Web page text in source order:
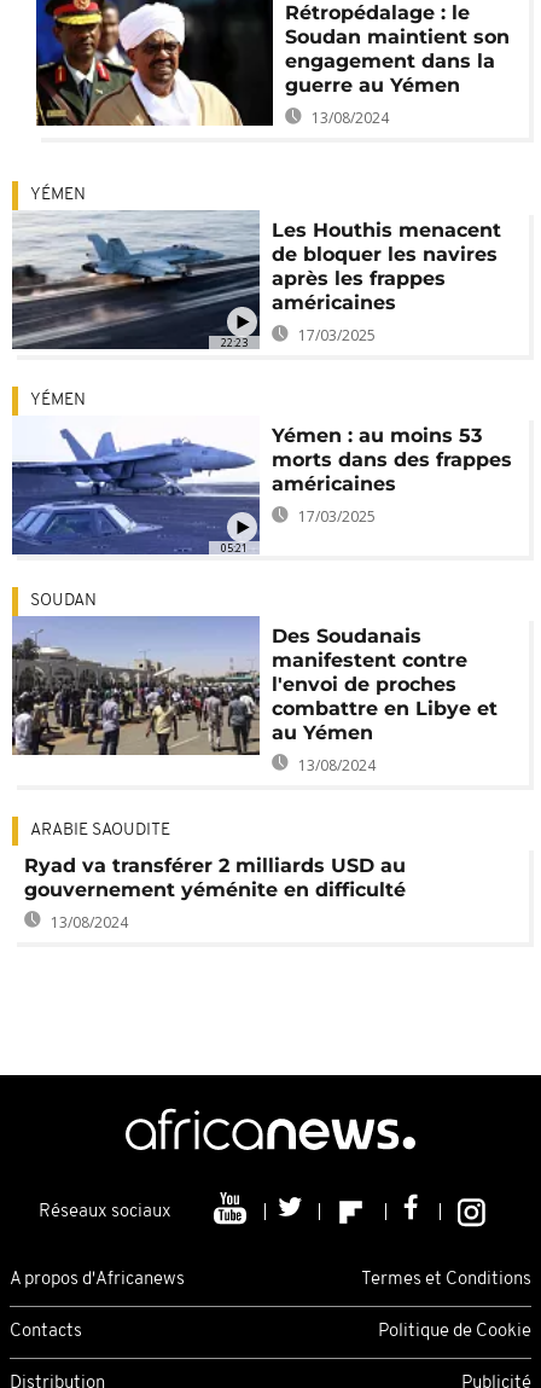
Rétropédalage : le
Soudan maintient son
engagement dans la
guerre au Yémen
13/08/2024
22:23
YÉMEN
Les Houthis menacent
de bloquer les navires
après les frappes
américaines
17/03/2025
05:21
YÉMEN
Yémen : au moins 53
morts dans des frappes
américaines
17/03/2025
SOUDAN
Des Soudanais
manifestent contre
l'envoi de proches
combattre en Libye et
au Yémen
13/08/2024
ARABIE SAOUDITE
Ryad va transférer 2 milliards USD au
gouvernement yéménite en difficulté
13/08/2024
Réseaux sociaux
A propos d'Africanews Termes et Conditions
Contacts Politique de Cookie
Distribution Publicité